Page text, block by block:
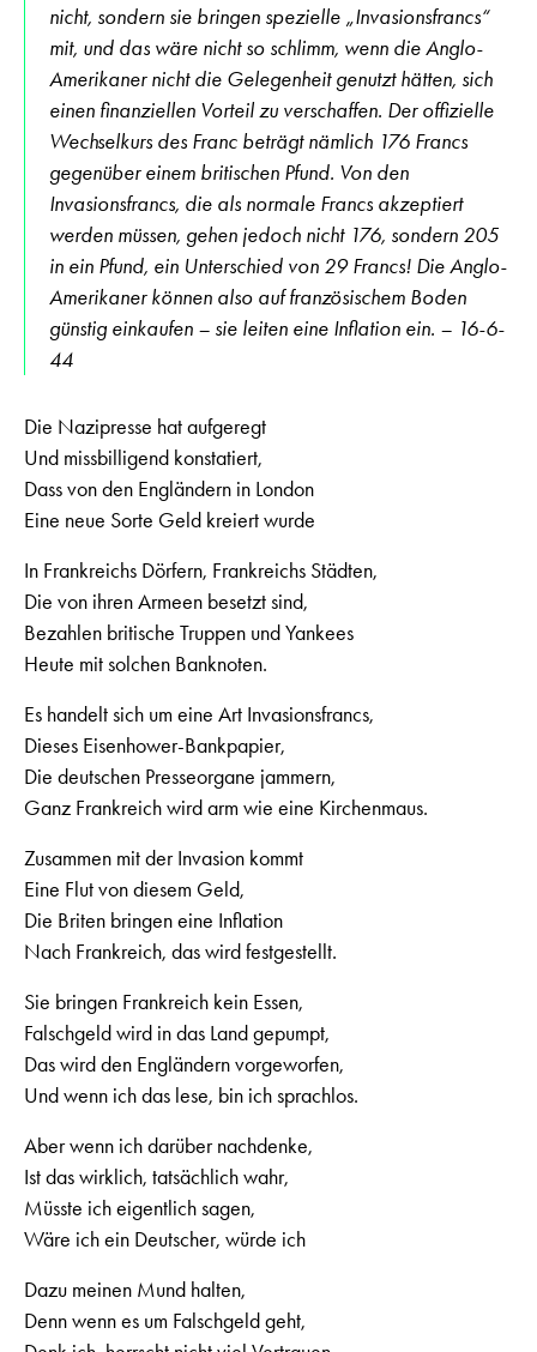
nicht, sondern sie bringen spezielle „Invasionsfrancs“
mit, und das wäre nicht so schlimm, wenn die Anglo-
Amerikaner nicht die Gelegenheit genutzt hätten, sich
einen finanziellen Vorteil zu verschaffen. Der offizielle
Wechselkurs des Franc beträgt nämlich 176 Francs
gegenüber einem britischen Pfund. Von den
Invasionsfrancs, die als normale Francs akzeptiert
werden müssen, gehen jedoch nicht 176, sondern 205
in ein Pfund, ein Unterschied von 29 Francs! Die Anglo-
Amerikaner können also auf französischem Boden
günstig einkaufen – sie leiten eine Inflation ein. – 16-6-
44
Die Nazipresse hat aufgeregt
Und missbilligend konstatiert,
Dass von den Engländern in London
Eine neue Sorte Geld kreiert wurde
In Frankreichs Dörfern, Frankreichs Städten,
Die von ihren Armeen besetzt sind,
Bezahlen britische Truppen und Yankees
Heute mit solchen Banknoten.
Es handelt sich um eine Art Invasionsfrancs,
Dieses Eisenhower-Bankpapier,
Die deutschen Presseorgane jammern,
Ganz Frankreich wird arm wie eine Kirchenmaus.
Zusammen mit der Invasion kommt
Eine Flut von diesem Geld,
Die Briten bringen eine Inflation
Nach Frankreich, das wird festgestellt.
Sie bringen Frankreich kein Essen,
Falschgeld wird in das Land gepumpt,
Das wird den Engländern vorgeworfen,
Und wenn ich das lese, bin ich sprachlos.
Aber wenn ich darüber nachdenke,
Ist das wirklich, tatsächlich wahr,
Müsste ich eigentlich sagen,
Wäre ich ein Deutscher, würde ich
Dazu meinen Mund halten,
Denn wenn es um Falschgeld geht,